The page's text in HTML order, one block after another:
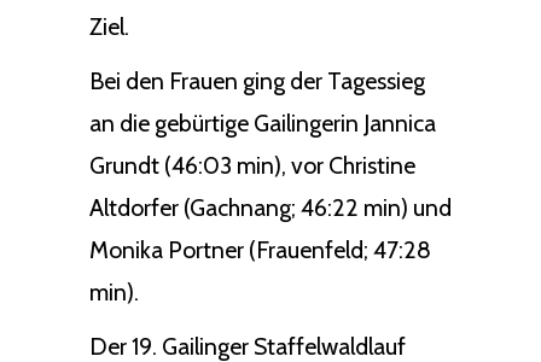
Ziel.
Bei den Frauen ging der Tagessieg
an die gebürtige Gailingerin Jannica
Grundt (46:03 min), vor Christine
Altdorfer (Gachnang; 46:22 min) und
Monika Portner (Frauenfeld; 47:28
min).
Der 19. Gailinger Staffelwaldlauf